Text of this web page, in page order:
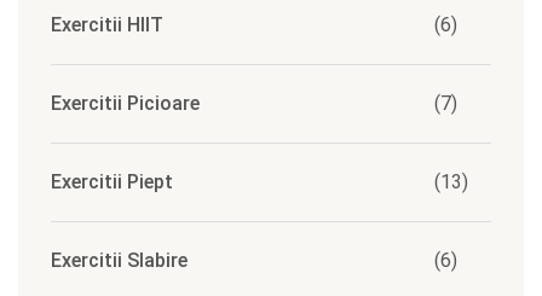
Exercitii HIIT (6)
Exercitii Picioare (7)
Exercitii Piept (13)
Exercitii Slabire (6)